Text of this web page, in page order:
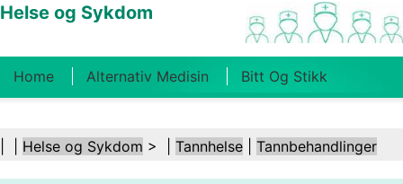
Helse og Sykdom
Home Alternativ Medisin Bitt Og Stikk
Kosthold Og Ernæring Familiehelse
Helse og Sykdom > | Tannhelse Tannbehandlinger